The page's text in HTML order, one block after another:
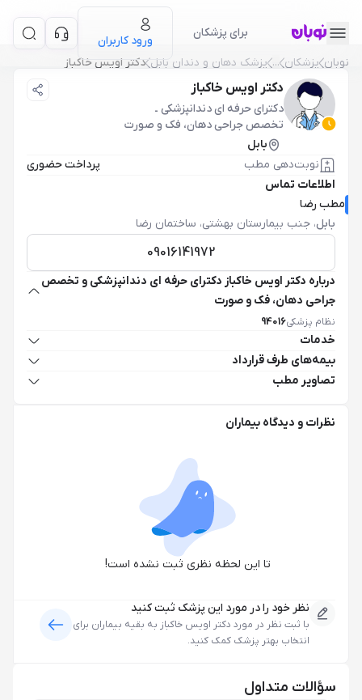
برای پزشکان
ورود کاربران
نوبان پزشکان ... پزشک دهان و دندان بابل دکتر اویس خاکباز
دکتر اویس خاکباز
دکترای حرفه ای دندانپزشکی ـ
تخصص جراحی دهان، فک و صورت
بابل
نوبت‌دهی مطب
پرداخت حضوری
اطلاعات تماس
مطب رضا
بابل، جنب بیمارستان بهشتی، ساختمان رضا
09016141972
درباره دکتر اویس خاکباز دکترای حرفه ای دندانپزشکی و تخصص
جراحی دهان، فک و صورت
نظام پزشکی94016
خدمات
بیمه‌های طرف قرارداد
تصاویر مطب
نظرات و دیدگاه بیماران
تا این لحظه نظری ثبت نشده است!
نظر خود را در مورد این پزشک ثبت کنید
با ثبت نظر در مورد دکتر اویس خاکباز به بقیه بیماران برای
انتخاب بهتر پزشک کمک کنید.
سؤالات متداول